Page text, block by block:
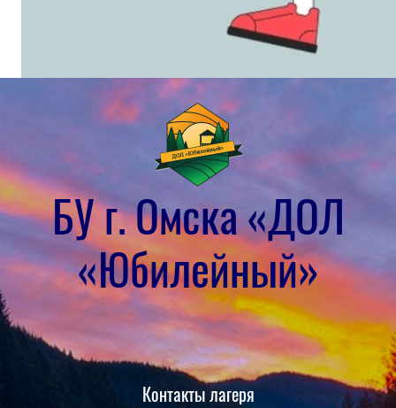
БУ г. Омска «ДОЛ
«Юбилейный»
Контакты лагеря